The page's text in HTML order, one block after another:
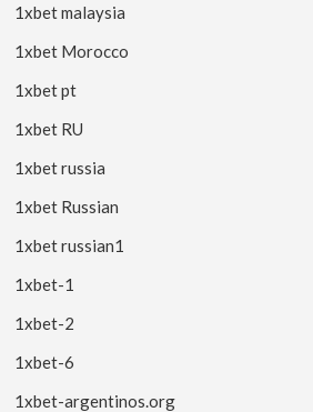
1xbet malaysia
1xbet Morocco
1xbet pt
1xbet RU
1xbet russia
1xbet Russian
1xbet russian1
1xbet-1
1xbet-2
1xbet-6
1xbet-argentinos.org